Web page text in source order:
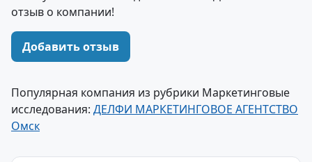
отзыв о компании!
Добавить отзыв
Популярная компания из рубрики Маркетинговые
исследования: ДЕЛФИ МАРКЕТИНГОВОЕ АГЕНТСТВО
Омск